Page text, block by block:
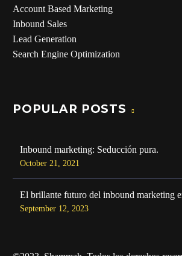
Account Based Marketing
Inbound Sales
Lead Generation
Search Engine Optimization
POPULAR POSTS
Inbound marketing: Seducción pura.
October 21, 2021
El brillante futuro del inbound marketing
September 12, 2023